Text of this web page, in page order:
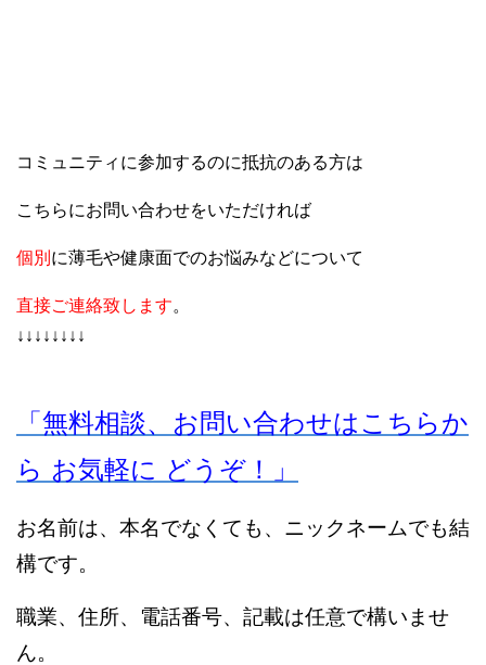
コミュニティに参加するのに抵抗のある方は
こちらにお問い合わせをいただければ
個別 に薄毛や健康面でのお悩みなどについて
直接ご連絡致します。
↓↓↓↓↓↓↓↓
「無料相談、 お問い合わせはこ ちらか
ら お気軽に どうぞ！」
お名前は、本名でなくても、ニックネームでも結
構です。
職業、住所、電話番号、記載は任意で構いませ
ん。